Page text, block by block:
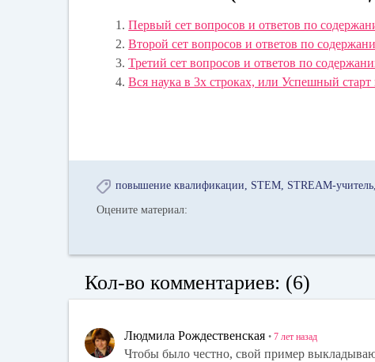
Первый сет вопросов и ответов по
Второй сет вопросов и ответов по
Третий сет вопросов и ответов по
Вся наука в 3х строках, или Успешный старт
повышение квалификации STEM STREAM-учитель
Оцените материал:
Кол-во комментариев: (6)
Людмила Рождественская • 7 лет назад
Чтобы было честно, свой пример